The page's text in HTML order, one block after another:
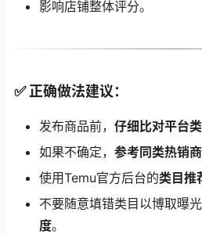
影响店铺整体评分。
✅ 正确做法建议：
发布商品前， 仔细比对平台
如果不确定， 参考同类热销
使用Temu官方后台的类目推
不要随意填错类目以博取曝光
度。